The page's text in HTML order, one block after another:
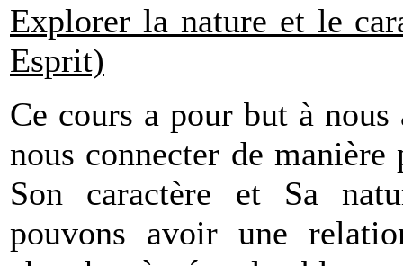
Explorer la nature et le
Esprit)
Ce cours a pour but à
nous connecter de
Son caractère et Sa
pouvons avoir une